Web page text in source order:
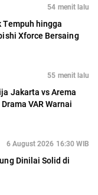
54 menit lalu
Tempuh hingga
Xforce Bersaing
55 menit lalu
Jakarta vs Arema
VAR Warnai
6 August 2026 16:30 WIB
Dinilai Solid di